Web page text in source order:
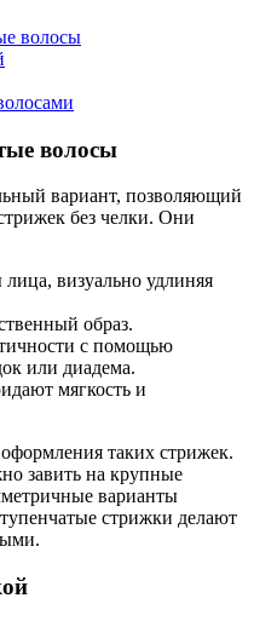
волосы
волосы
вариант, позволяющий
без челки. Они
визуально удлиняя
образ.
с помощью
или диадема.
мягкость и
таких стрижек.
завить на крупные
варианты
стрижки делают